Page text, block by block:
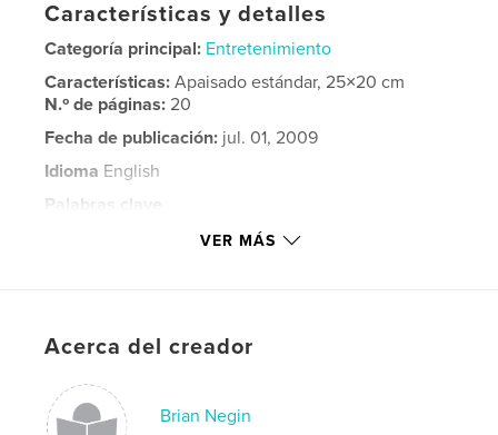
Características y detalles
Categoría principal: Entretenimiento
Características:Apaisado estándar, 25×20 cm
N.º de páginas:20
Fecha de publicación: jul. 01, 2009
Idioma English
Palabras clave
, Binder ,
VER MÁS
Acerca del creador
Brian Negin